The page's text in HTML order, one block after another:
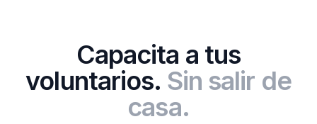
Capacita a tus
voluntarios. Sin salir de
casa.